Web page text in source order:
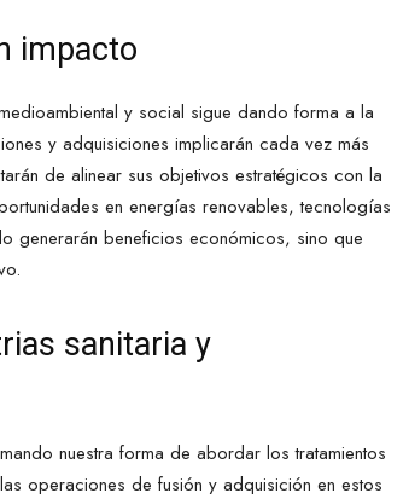
impacto
y social sigue dando forma a la
y adquisiciones implicarán cada vez más
de alinear sus objetivos estratégicos con la
en energías renovables, tecnologías
generarán beneficios económicos, sino que
sanitaria y
nuestra forma de abordar los tratamientos
operaciones de fusión y adquisición en estos